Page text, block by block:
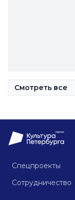
Смотреть все
Спецпроекты
Сотрудничество